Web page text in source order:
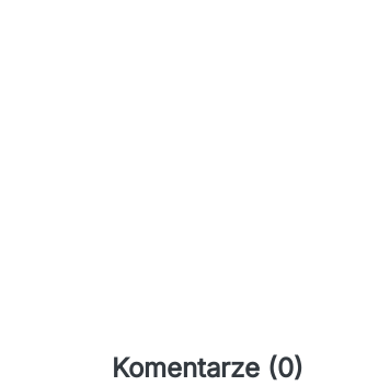
Komentarze (0)